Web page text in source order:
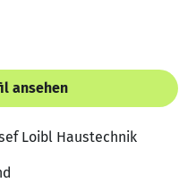
ansehen
Loibl Haustechnik